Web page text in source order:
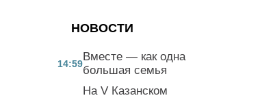
НОВОСТИ
14:59
Вместе — как одна
большая семья
На V Казанском